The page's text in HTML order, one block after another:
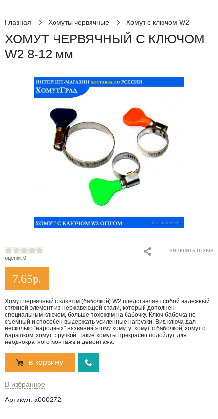
Главная Хомуты червячные Хомут с ключом W2
ХОМУТ ЧЕРВЯЧНЫЙ С КЛЮЧОМ
W2 8-12 мм
оценок 0
написать отзыв
7.65р.
Хомут червячный с ключом (бабочкой) W2 представляет собой надежный
стяжной элемент из нержавеющей стали, который дополнен
специальным ключом, больше похожим на бабочку. Ключ-бабочка не
съемный и способен выдержать усиленные нагрузки. Вид ключа дал
несколько "народных" названий этому хомуту: хомут с бабочкой, хомут с
барашком, хомут с ручкой. Такие хомуты прекрасно подойдут для
неоднократного монтажа и демонтажа.
в корзину
В избранное
Артикул: a000272